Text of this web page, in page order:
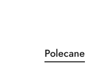
Pomiń karuzelę
Produkty
o
Polecane